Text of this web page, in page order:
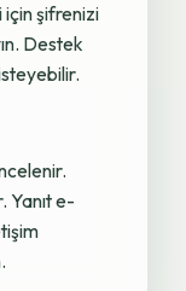
için şifrenizi
Destek
Yanıt e-